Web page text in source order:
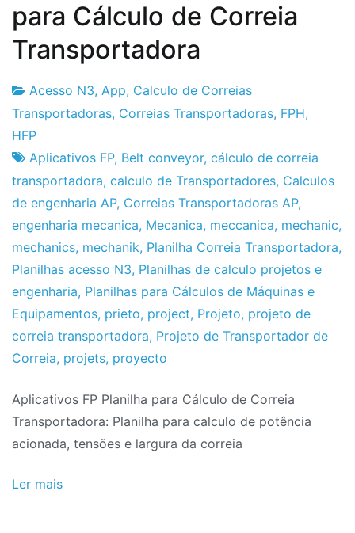
para Cálculo de Correia
Transportadora
Fabrica
do
Projeto
27
de
Novembro
de
2019
Acesso N3, App, Calculo de Correias
Transportadoras, Correias Transportadoras, FPH,
HFP
Aplicativos FP, Belt conveyor, cálculo de correia
transportadora, calculo de Transportadores, Calculos
de engenharia AP, Correias Transportadoras AP,
engenharia mecanica, Mecanica, meccanica, mechanic,
mechanics, mechanik, Planilha Correia Transportadora,
Planilhas acesso N3, Planilhas de calculo projetos e
engenharia, Planilhas para Cálculos de Máquinas e
Equipamentos, prieto, project, Projeto, projeto de
correia transportadora, Projeto de Transportador de
Correia, projets, proyecto
Aplicativos FP Planilha para Cálculo de Correia
Transportadora: Planilha para calculo de potência
acionada, tensões e largura da correia
Ler mais